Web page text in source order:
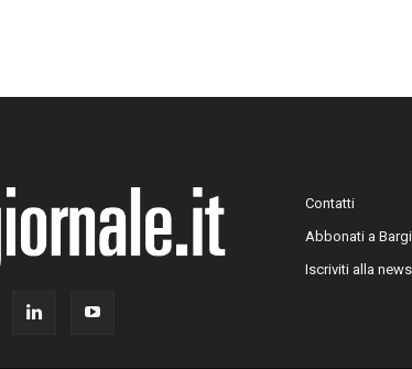
Contatti
Abbonati a
Iscriviti alla